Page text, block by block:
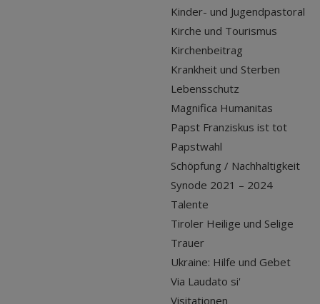
Kinder- und Jugendpastoral
Kirche und Tourismus
Kirchenbeitrag
Krankheit und Sterben
Lebensschutz
Magnifica Humanitas
Papst Franziskus ist tot
Papstwahl
Schöpfung / Nachhaltigkeit
Synode 2021 – 2024
Talente
Tiroler Heilige und Selige
Trauer
Ukraine: Hilfe und Gebet
Via Laudato si'
Visitationen